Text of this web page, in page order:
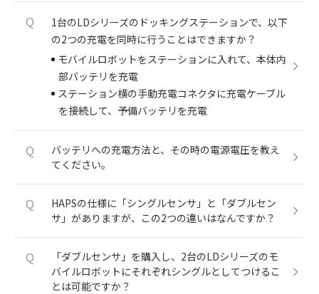
Q
1台のLDシリーズのドッキングステーションで、以下
の2つの充電を同時に行うことはできますか？
モバイルロボットをステーションに入れて、本体内
部バッテリを充電
ステーション横の手動充電コネクタに充電ケーブル
を接続して、予備バッテリを充電
Q
バッテリへの充電方法と、その時の電源電圧を教え
てください。
Q
HAPSの仕様に「シングルセンサ」と「ダブルセン
サ」がありますが、この2つの違いはなんですか？
Q
「ダブルセンサ」を購入し、2台のLDシリーズのモ
バイルロボットにそれぞれシングルとしてつけるこ
とは可能ですか？